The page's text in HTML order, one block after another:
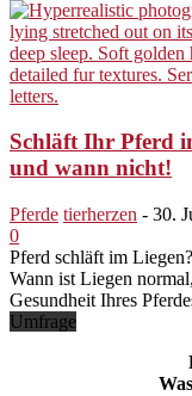
Schläft Ihr Pferd
und wann nicht!
Pferde tierherzen - 30.
0
Pferd schläft im
Wann ist Liegen
Gesundheit Ihres
Umfrage